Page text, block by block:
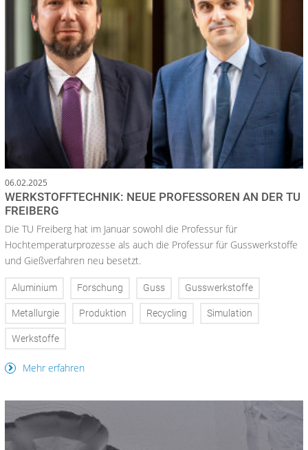
06.02.2025
WERKSTOFFTECHNIK: NEUE PROFESSOREN AN DER TU
FREIBERG
Die TU Freiberg hat im Januar sowohl die Professur für
Hochtemperaturprozesse als auch die Professur für Gusswerkstoffe
und Gießverfahren neu besetzt.
Aluminium Forschung Guss Gusswerkstoffe
Metallurgie Produktion Recycling Simulation
Werkstoffe
Mehr erfahren